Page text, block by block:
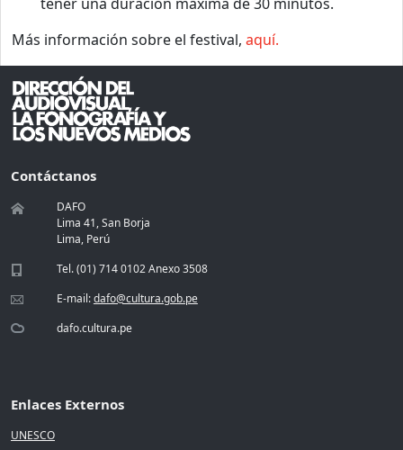
Más información sobre el festival, aquí.
Contáctanos
DAFO
Lima 41, San Borja
Lima, Perú
Tel. (01) 714 0102 Anexo 3508
E-mail:dafo@cultura.gob.pe
dafo.cultura.pe
Enlaces Externos
UNESCO